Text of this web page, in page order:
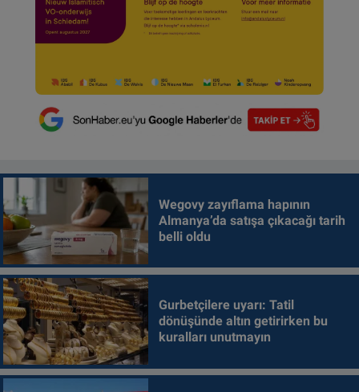
Wegovy zayıflama hapının
Almanya’da satışa çıkacağı tarih
belli oldu
Gurbetçilere uyarı: Tatil
dönüşünde altın getirirken bu
kuralları unutmayın